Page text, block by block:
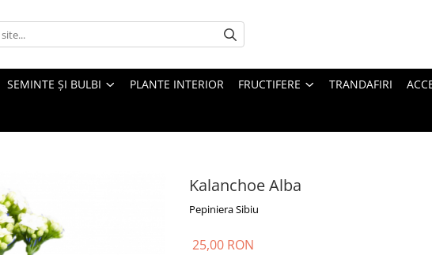
SEMINTE ȘI BULBI PLANTE INTERIOR FRUCTIFERE TRANDAFIRI
Kalanchoe Alba
Pepiniera Sibiu
25,00 RON